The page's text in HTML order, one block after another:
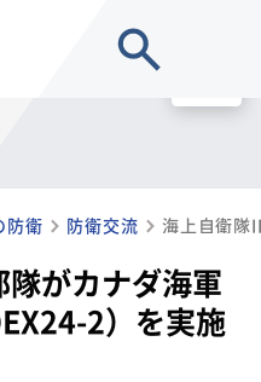
防衛 防衛交流
がカナダ海軍
2）を実施